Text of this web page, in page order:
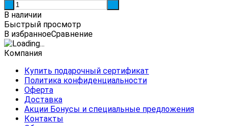
В наличии
Быстрый просмотр
В избранноеСравнение
Компания
Купить подарочный сертификат
Политика конфиденциальности
Оферта
Доставка
Акции Бонусы и специальные предложения
Контакты